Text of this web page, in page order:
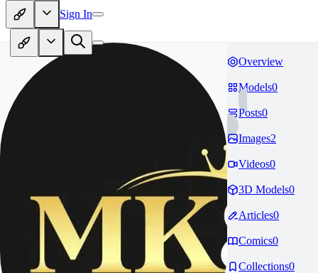
Sign In
Overview
Models0
Posts0
Images2
Videos0
3D Models0
Articles0
Comics0
Collections0